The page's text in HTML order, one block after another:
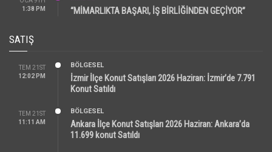
1:38 PM
“MİMARLIKTA BAŞARI, İŞ BİRLİĞİNDEN GEÇİYOR”
SATIŞ
TEM 21ST
12:02 PM
BÖLGESEL
İzmir İlçe Konut Satışları 2026 Haziran: İzmir’de 7.791
Konut Satıldı
TEM 21ST
11:11 AM
BÖLGESEL
Ankara İlçe Konut Satışları 2026 Haziran: Ankara’da
11.699 konut Satıldı